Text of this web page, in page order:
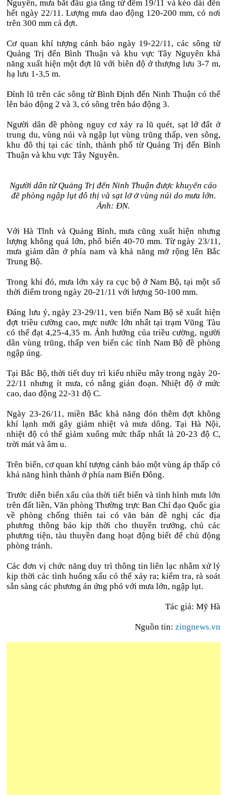
Nguyên, mưa bắt đầu gia tăng từ đêm 19/11 và kéo dài đến
hết ngày 22/11. Lượng mưa dao động 120-200 mm, có nơi
trên 300 mm cả đợt.
Cơ quan khí tượng cảnh báo ngày 19-22/11, các sông từ
Quảng Trị đến Bình Thuận và khu vực Tây Nguyên khả
năng xuất hiện một đợt lũ với biên độ ở thượng lưu 3-7 m,
hạ lưu 1-3,5 m.
Đỉnh lũ trên các sông từ Bình Định đến Ninh Thuận có thể
lên báo động 2 và 3, có sông trên báo động 3.
Người dân đề phòng nguy cơ xảy ra lũ quét, sạt lở đất ở
trung du, vùng núi và ngập lụt vùng trũng thấp, ven sông,
khu đô thị tại các tỉnh, thành phố từ Quảng Trị đến Bình
Thuận và khu vực Tây Nguyên.
Người dân từ Quảng Trị đến Ninh Thuận được khuyến cáo
đề phòng ngập lụt đô thị và sạt lở ở vùng núi do mưa lớn.
Ảnh: ĐN.
Với Hà Tĩnh và Quảng Bình, mưa cũng xuất hiện nhưng
lượng không quá lớn, phổ biến 40-70 mm. Từ ngày 23/11,
mưa giảm dần ở phía nam và khả năng mở rộng lên Bắc
Trung Bộ.
Trong khi đó, mưa lớn xảy ra cục bộ ở Nam Bộ, tại một số
thời điểm trong ngày 20-21/11 với lượng 50-100 mm.
Đáng lưu ý, ngày 23-29/11, ven biển Nam Bộ sẽ xuất hiện
đợt triều cường cao, mực nước lớn nhất tại trạm Vũng Tàu
có thể đạt 4,25-4,35 m. Ảnh hưởng của triều cường, người
dân vùng trũng, thấp ven biển các tỉnh Nam Bộ đề phòng
ngập úng.
Tại Bắc Bộ, thời tiết duy trì kiểu nhiều mây trong ngày 20-
22/11 nhưng ít mưa, có nắng gián đoạn. Nhiệt độ ở mức
cao, dao động 22-31 độ C.
Ngày 23-26/11, miền Bắc khả năng đón thêm đợt không
khí lạnh mới gây giảm nhiệt và mưa dông. Tại Hà Nội,
nhiệt độ có thể giảm xuống mức thấp nhất là 20-23 độ C,
trời mát và âm u.
Trên biển, cơ quan khí tượng cảnh báo một vùng áp thấp có
khả năng hình thành ở phía nam Biển Đông.
Trước diễn biến xấu của thời tiết biển và tình hình mưa lớn
trên đất liền, Văn phòng Thường trực Ban Chỉ đạo Quốc gia
về phòng chống thiên tai có văn bản đề nghị các địa
phương thông báo kịp thời cho thuyền trưởng, chủ các
phương tiện, tàu thuyền đang hoạt động biết để chủ động
phòng tránh.
Các đơn vị chức năng duy trì thông tin liên lạc nhằm xử lý
kịp thời các tình huống xấu có thể xảy ra; kiểm tra, rà soát
sẵn sàng các phương án ứng phó với mưa lớn, ngập lụt.
Tác giả: Mỹ Hà
Nguồn tin: zingnews.vn